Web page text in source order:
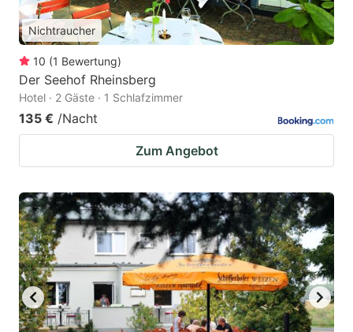
Nichtraucher
10 (1 Bewertung)
Der Seehof Rheinsberg
Hotel · 2 Gäste · 1 Schlafzimmer
135 € /Nacht
Zum Angebot